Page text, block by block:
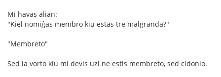
Mi havas alian:
"Kiel nomiĝas membro kiu estas tre malgranda?"
"Membreto"
Sed la vorto kiu mi devis uzi ne estis membreto, sed cidonio.